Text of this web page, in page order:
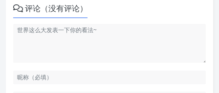
评论（没有评论）